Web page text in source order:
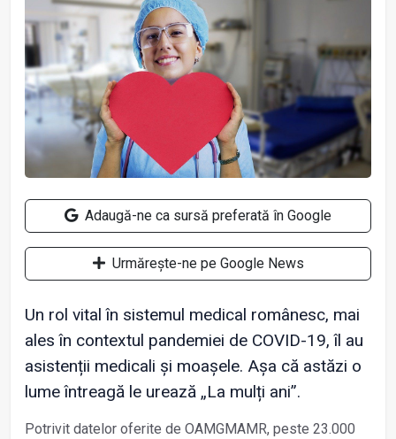
Adaugă-ne ca sursă preferată în Google
Urmărește-ne pe Google News
Un rol vital în sistemul medical românesc, mai
ales în contextul pandemiei de COVID-19, îl au
asistenții medicali și moașele. Așa că astăzi o
lume întreagă le urează „La mulți ani”.
Potrivit datelor oferite de OAMGMAMR, peste 23.000